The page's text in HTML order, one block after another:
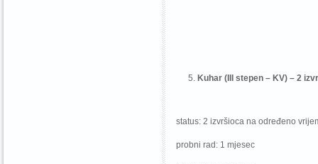
Kuhar (III stepen – KV) – 2
status: 2 izvršioca na određeno
probni rad: 1 mjesec